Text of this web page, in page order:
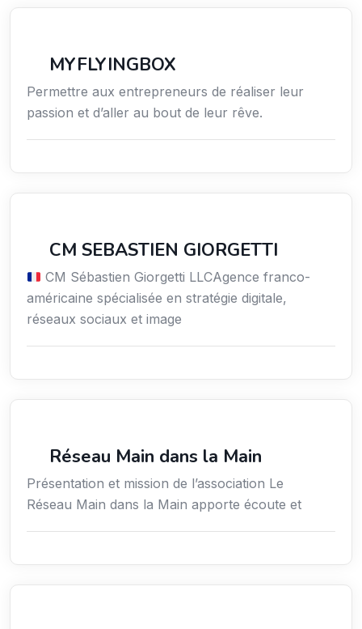
MYFLYINGBOX
Permettre aux entrepreneurs de réaliser leur
passion et d’aller au bout de leur rêve.
CM SEBASTIEN GIORGETTI
CM Sébastien Giorgetti LLCAgence franco-
américaine spécialisée en stratégie digitale,
réseaux sociaux et image
Réseau Main dans la Main
Présentation et mission de l’association Le
Réseau Main dans la Main apporte écoute et